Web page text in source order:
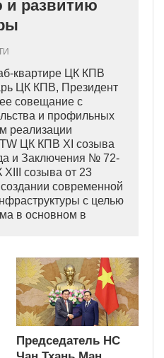
и развитию
квартире ЦК КПВ
ЦК КПВ, Президент
совещание с
и профильных
реализации
ЦК КПВ XI созыва
и Заключения № 72-
созыва от 23
современной
с целью
в основном в
Председатель НС